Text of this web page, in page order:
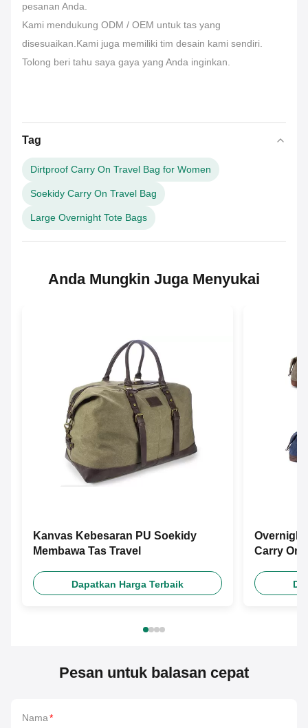
pesanan Anda.
Kami mendukung ODM / OEM untuk tas yang
disesuaikan.Kami juga memiliki tim desain kami sendiri.
Tolong beri tahu saya gaya yang Anda inginkan.
Tag
Dirtproof Carry On Travel Bag for Women
Soekidy Carry On Travel Bag
Large Overnight Tote Bags
Anda Mungkin Juga Menyukai
Kanvas Kebesaran PU Soekidy
Membawa Tas Travel
Dapatkan Harga Terbaik
Carry On
Pesan untuk balasan cepat
Nama*